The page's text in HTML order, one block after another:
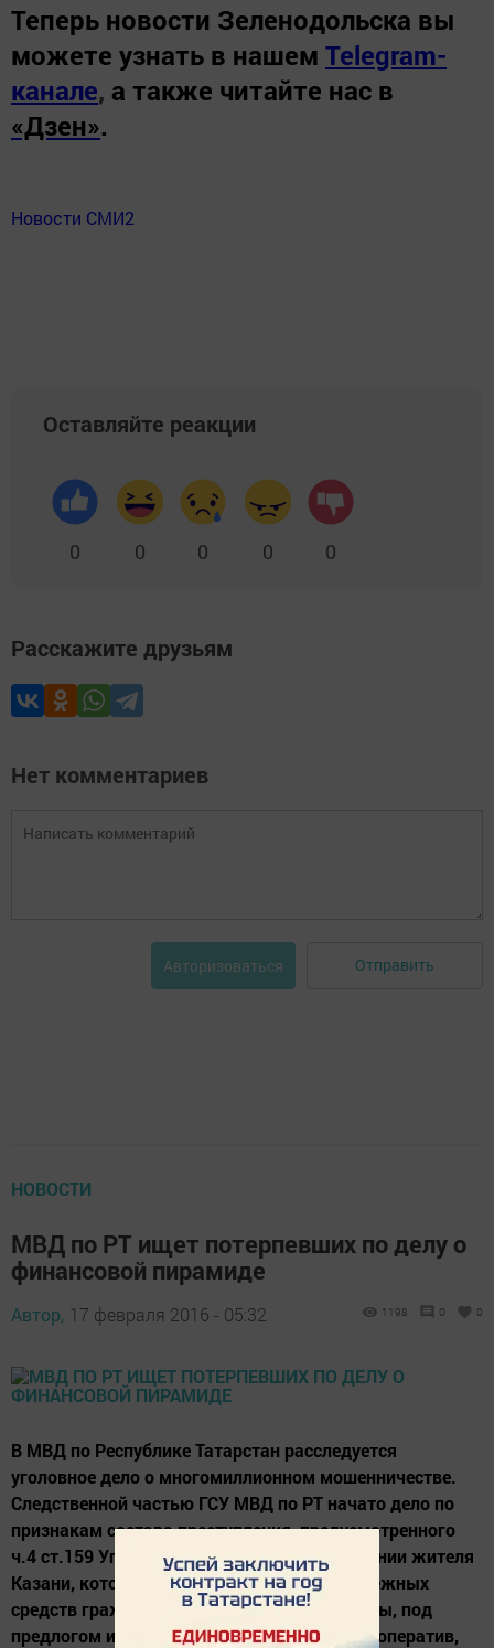
Теперь новости Зеленодольска вы
можете узнать в нашем Telegram-
канале, а также читайте нас в
«Дзен».
Новости СМИ2
Оставляйте реакции
0 0 0 0 0
Расскажите друзьям
Нет комментариев
Авторизоваться Отправить
НОВОСТИ
МВД по РТ ищет потерпевших по делу о
финансовой пирамиде
Автор, 17 февраля 2016 - 05:32 1198 0 0
В МВД по Республике Татарстан расследуется
уголовное дело о многомиллионном мошенничестве.
Следственной частью ГСУ МВД по РТ начато дело по
признакам состава преступления, предусмотренного
ч.4 ст.159 Уголовного кодекса РФ в отношении жителя
Казани, который занимался хищением денежных
средств граждан, обещая высокие проценты, под
предлогом инвестирования в кредитный кооператив,